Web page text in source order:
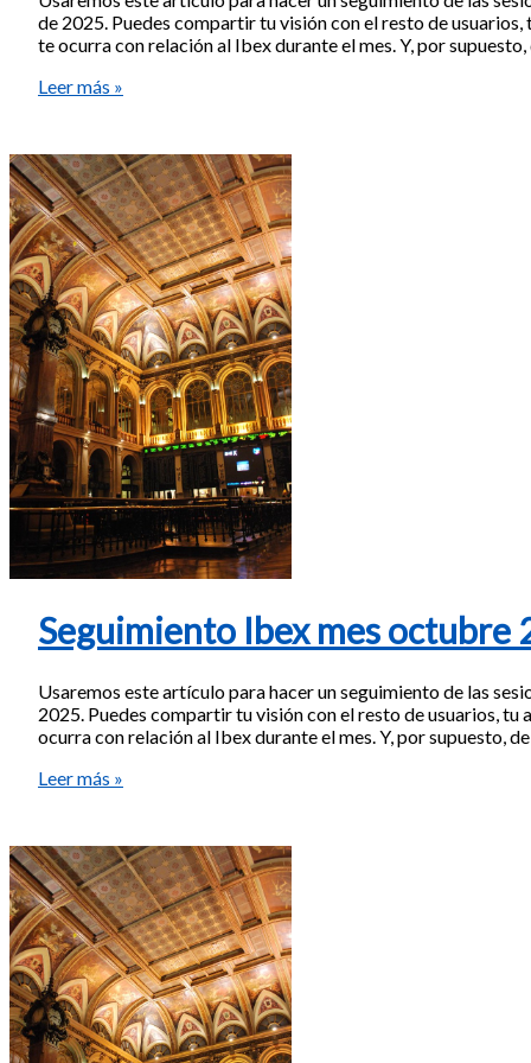
de 2025. Puedes compartir tu visión con el resto de
te ocurra con relación al Ibex durante el mes. Y, por
Seguimiento
noviembre
2025
Leer más »
Seguimiento Ibex mes octubre
Usaremos este artículo para hacer un seguimiento de las
2025. Puedes compartir tu visión con el resto de usuarios, tu
ocurra con relación al Ibex durante el mes. Y, por supuesto,
Seguimiento
octubre
2025
Leer más »